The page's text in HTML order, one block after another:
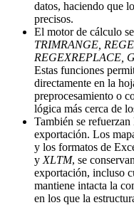
datos, haciendo que
precisos.
El motor de cálculo
TRIMRANGE
REGEXREPLACE
Estas funciones
directamente en la
preprocesamiento o
lógica más cerca de
También se
exportación. Los
y los formatos de
y XLTM, se
exportación, incluso
mantiene intacta la
en los que la